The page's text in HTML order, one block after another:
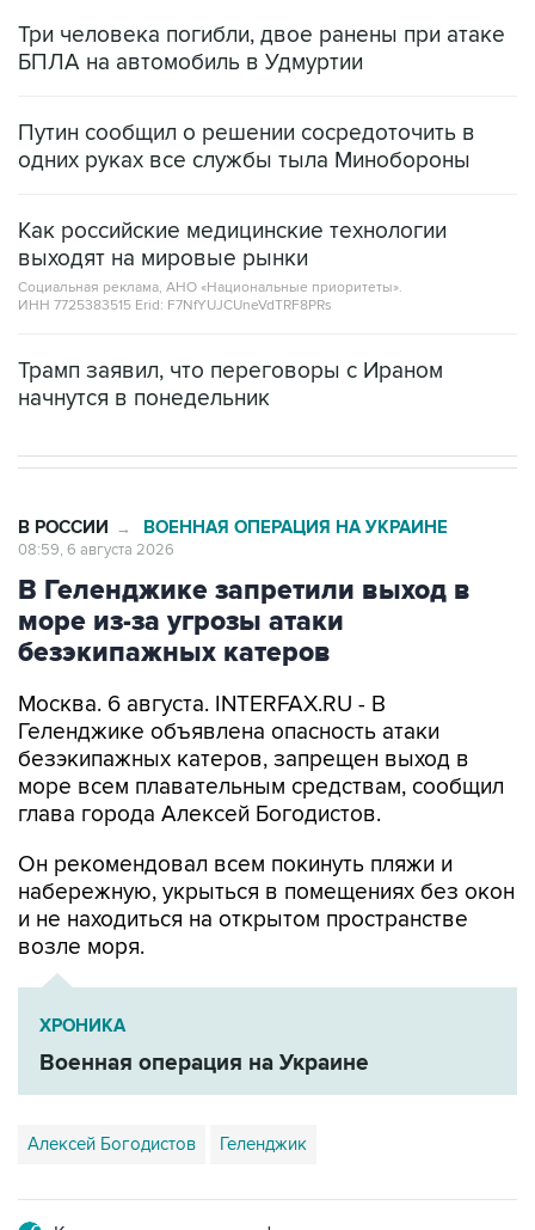
Три человека погибли, двое ранены при атаке
БПЛА на автомобиль в Удмуртии
Путин сообщил о решении сосредоточить в
одних руках все службы тыла Минобороны
Как российские медицинские технологии
выходят на мировые рынки
Социальная реклама, АНО «Национальные приоритеты».
ИНН 7725383515 Erid: F7NfYUJCUneVdTRF8PRs
Трамп заявил, что переговоры с Ираном
начнутся в понедельник
В РОССИИ → ВОЕННАЯ ОПЕРАЦИЯ НА УКРАИНЕ
08:59, 6 августа 2026
В Геленджике запретили выход в
море из-за угрозы атаки
безэкипажных катеров
Москва. 6 августа. INTERFAX.RU - В
Геленджике объявлена опасность атаки
безэкипажных катеров, запрещен выход в
море всем плавательным средствам, сообщил
глава города Алексей Богодистов.
Он рекомендовал всем покинуть пляжи и
набережную, укрыться в помещениях без окон
и не находиться на открытом пространстве
возле моря.
ХРОНИКА
Военная операция на Украине
Алексей Богодистов Геленджик